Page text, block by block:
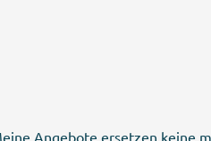
Angebote ersetzen keine